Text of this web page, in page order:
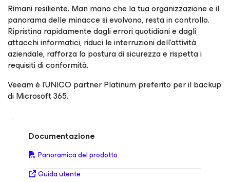
Rimani resiliente. Man mano che la tua organizzazione e il
panorama delle minacce si evolvono, resta in controllo.
Ripristina rapidamente dagli errori quotidiani e dagli
attacchi informatici, riduci le interruzioni dell’attività
aziendale, rafforza la postura di sicurezza e rispetta i
requisiti di conformità.
Veeam è l’UNICO partner Platinum preferito per il backup
di Microsoft 365.
Documentazione
Panoramica del prodotto
Guida utente